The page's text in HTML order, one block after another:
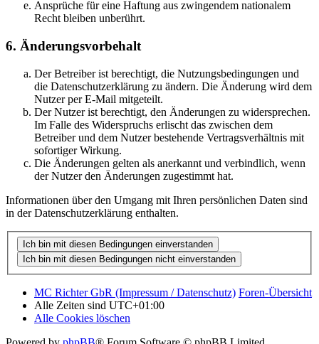
Ansprüche für eine Haftung aus zwingendem nationalem
Recht bleiben unberührt.
6. Änderungsvorbehalt
Der Betreiber ist berechtigt, die Nutzungsbedingungen und
die Datenschutzerklärung zu ändern. Die Änderung wird dem
Nutzer per E-Mail mitgeteilt.
Der Nutzer ist berechtigt, den Änderungen zu widersprechen.
Im Falle des Widerspruchs erlischt das zwischen dem
Betreiber und dem Nutzer bestehende Vertragsverhältnis mit
sofortiger Wirkung.
Die Änderungen gelten als anerkannt und verbindlich, wenn
der Nutzer den Änderungen zugestimmt hat.
Informationen über den Umgang mit Ihren persönlichen Daten sind
in der Datenschutzerklärung enthalten.
MC Richter GbR (Impressum / Datenschutz) Foren-Übersicht
Alle Zeiten sind UTC+01:00
Alle Cookies löschen